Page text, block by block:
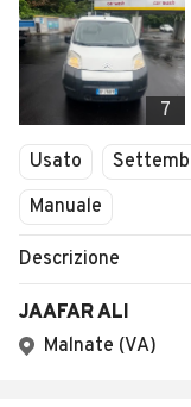
7
Usato
Manuale
Descrizione
JAAFAR ALI
Malnate (VA)